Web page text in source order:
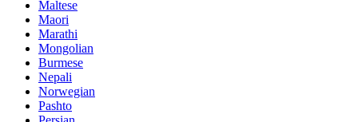
Maltese
Maori
Marathi
Mongolian
Burmese
Nepali
Norwegian
Pashto